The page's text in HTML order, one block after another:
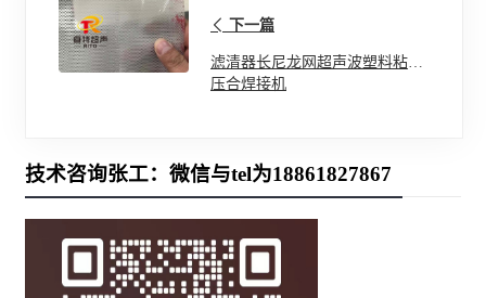
下一篇
滤清器长尼龙网超声波塑料粘合
压合焊接机
技术咨询张工：微信与tel为18861827867